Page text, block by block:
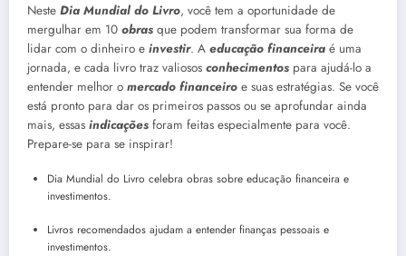
Neste Dia Mundial do Livro, você tem a oportunidade de
mergulhar em 10 obras que podem transformar sua forma de
lidar com o dinheiro e investir. A educação financeira é uma
jornada, e cada livro traz valiosos conhecimentos para ajudá-lo a
entender melhor o mercado financeiro e suas estratégias. Se você
está pronto para dar os primeiros passos ou se aprofundar ainda
mais, essas indicações foram feitas especialmente para você.
Prepare-se para se inspirar!
Dia Mundial do Livro celebra obras sobre educação financeira e
investimentos.
Livros recomendados ajudam a entender finanças pessoais e
investimentos.